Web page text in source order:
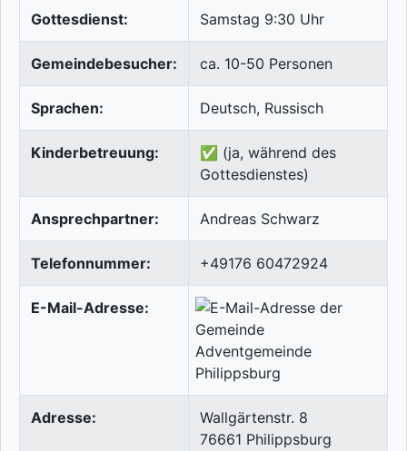
Gottesdienst: Samstag 9:30 Uhr
Gemeindebesucher: ca. 10-50 Personen
Sprachen: Deutsch, Russisch
Kinderbetreuung:
✅ (ja, während des
Gottesdienstes)
Ansprechpartner: Andreas Schwarz
Telefonnummer: +49176 60472924
E-Mail-Adresse:
Adresse:
Wallgärtenstr. 8
76661 Philippsburg